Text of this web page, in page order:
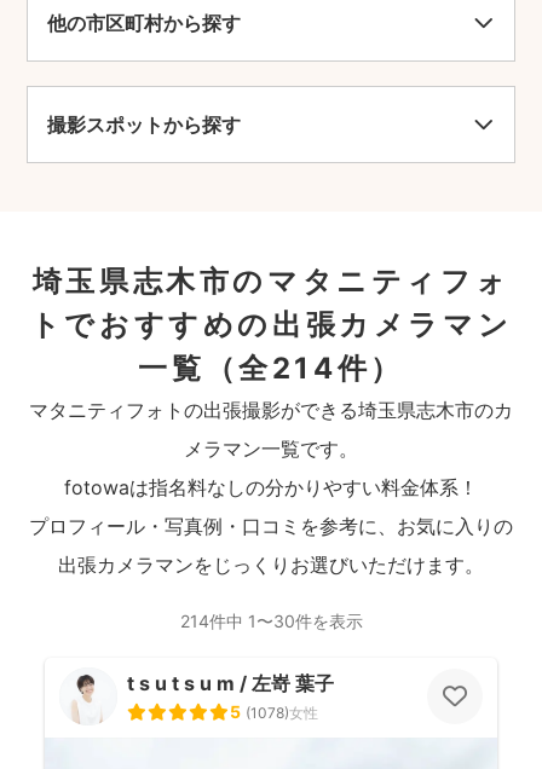
他の市区町村から探す
撮影スポットから探す
埼玉県志木市のマタニティフォ
トでおすすめの出張カメラマン
一覧
（全214件）
マタニティフォトの出張撮影ができる埼玉県志木市のカ
メラマン一覧です。
fotowaは指名料なしの分かりやすい料金体系！
プロフィール・写真例・口コミを参考に、お気に入りの
出張カメラマンをじっくりお選びいただけます。
214件中 1〜30件を表示
t s u t s u m / 左嵜 葉子
5 (1078)女性